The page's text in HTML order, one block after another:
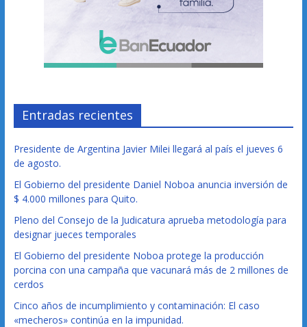
Entradas recientes
Presidente de Argentina Javier Milei llegará al país el jueves 6
de agosto.
El Gobierno del presidente Daniel Noboa anuncia inversión de
$ 4.000 millones para Quito.
Pleno del Consejo de la Judicatura aprueba metodología para
designar jueces temporales
El Gobierno del presidente Noboa protege la producción
porcina con una campaña que vacunará más de 2 millones de
cerdos
Cinco años de incumplimiento y contaminación: El caso
«mecheros» continúa en la impunidad.